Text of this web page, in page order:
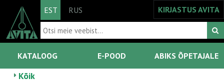
EST RUS KIRJASTUS AVITA
KATALOOG E-POOD ABIKS ÕPETAJALE
Kõik